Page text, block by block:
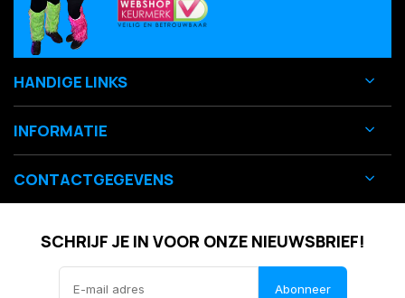
HANDIGE LINKS
INFORMATIE
CONTACTGEGEVENS
SCHRIJF JE IN VOOR ONZE NIEUWSBRIEF!
Abonneer